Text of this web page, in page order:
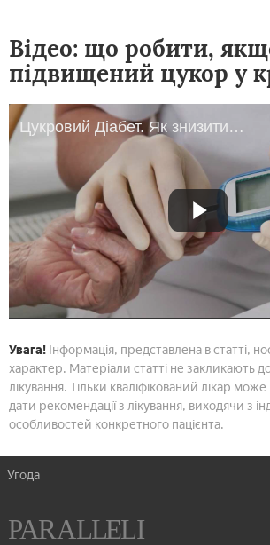
Відео: що робити,
підвищений цукор у
Цукровий Діабет. Як знизити Рівень Цукру В Крові Народними Засобами?
Увага! Інформація, представлена в статті,
характер. Матеріали статті не закликають
лікування. Тільки кваліфікований лікар може
дати рекомендації з лікування, виходячи з
особливостей конкретного пацієнта.
Угода